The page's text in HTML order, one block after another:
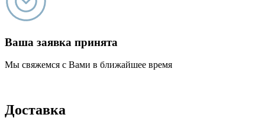
Ваша заявка принята
Мы свяжемся с Вами в ближайшее время
Доставка